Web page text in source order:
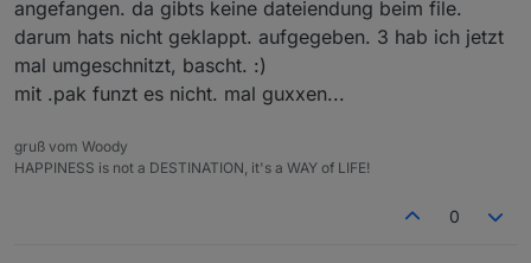
ich die bilder.
passendes Firmware-Update das von Flash auf
HTML5 umstellt. Firmware gibt es auf der
Homepage, auf das richtige Modell achten.
angefangen. da gibts keine dateiendung beim file.
darum hats nicht geklappt. aufgegeben. 3 hab ich jetzt
mal umgeschnitzt, bascht. :)
mit .pak funzt es nicht. mal guxxen...
gruß vom Woody
HAPPINESS is not a DESTINATION, it's a WAY of LIFE!
0